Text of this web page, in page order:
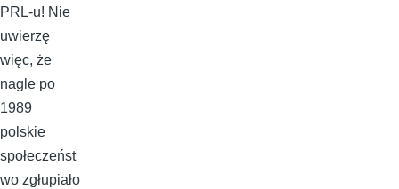
PRL-u! Nie
uwierzę
więc, że
nagle po
1989
polskie
społeczeńst
wo zgłupiało